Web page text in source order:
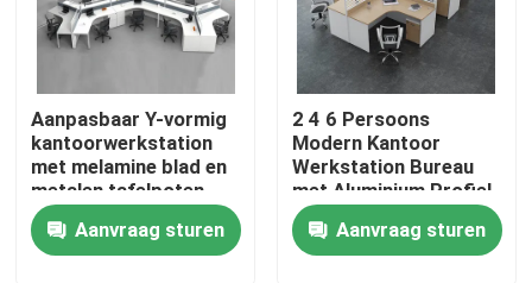
Kwaliteitscontrole
Neem contact met ons op
Aanpasbaar Y-vormig
kantoorwerkstation
met melamine blad en
metalen tafelpoten
Aanvraag sturen
2 4 6 Persoons
Modern Kantoor
Werkstation Bureau
met Aluminium Profiel
Stof Materiaal en
30mm Dik Paneel
Aanvraag sturen